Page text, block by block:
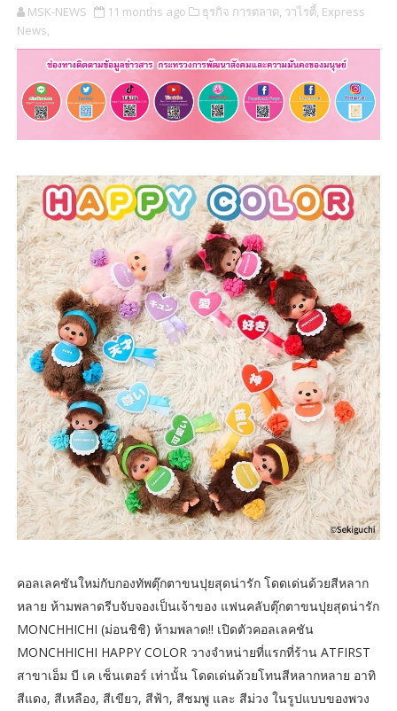
MSK-NEWS 11 months ago ธุรกิจ การตลาด, วาไรตี้, Express
News,
คอลเลคชันใหม่กับกองทัพตุ๊กตาขนปุยสุดน่ารัก โดดเด่นด้วยสีหลาก
หลาย ห้ามพลาดรีบจับจองเป็นเจ้าของ แฟนคลับตุ๊กตาขนปุยสุดน่ารัก
MONCHHICHI (ม่อนชิชิ) ห้ามพลาด!! เปิดตัวคอลเลคชัน
MONCHHICHI HAPPY COLOR วางจำหน่ายที่แรกที่ร้าน ATFIRST
สาขาเอ็ม บี เค เซ็นเตอร์ เท่านั้น โดดเด่นด้วยโทนสีหลากหลาย อาทิ
สีแดง, สีเหลือง, สีเขียว, สีฟ้า, สีชมพู และ สีม่วง ในรูปแบบของพวง